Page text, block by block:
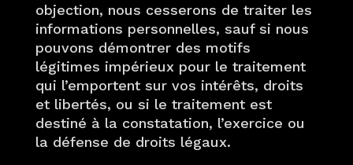
objection, nous cesserons de traiter les
informations personnelles, sauf si nous
pouvons démontrer des motifs
légitimes impérieux pour le traitement
qui l’emportent sur vos intérêts, droits
et libertés, ou si le traitement est
destiné à la constatation, l’exercice ou
la défense de droits légaux.